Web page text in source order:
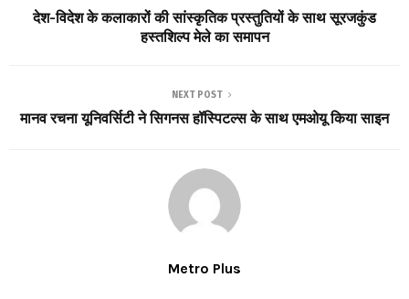
देश-विदेश के कलाकारों की सांस्कृतिक प्रस्तुतियों के साथ सूरजकुंड
हस्तशिल्प मेले का समापन
NEXT POST
मानव रचना यूनिवर्सिटी ने सिगनस हॉस्पिटल्स के साथ एमओयू किया साइन
Metro Plus